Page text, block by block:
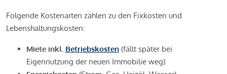
Folgende Kostenarten zählen zu den Fixkosten und
Lebenshaltungskosten:
Miete inkl. Betriebskosten (fällt später bei
Eigennutzung der neuen Immobilie weg)